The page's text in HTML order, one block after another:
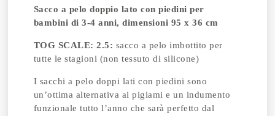
Sacco a pelo doppio lato con piedini per
bambini di 3-4 anni, dimensioni 95 x 36 cm
TOG SCALE: 2.5: sacco a pelo imbottito per
tutte le stagioni (non tessuto di silicone)
I sacchi a pelo doppi lati con piedini sono
un’ottima alternativa ai pigiami e un indumento
funzionale tutto l’anno che sarà perfetto dal